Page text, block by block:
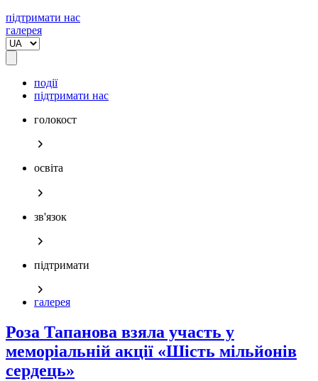
підтримати нас
галерея
події
підтримати нас
голокост
освіта
зв'язок
підтримати
галерея
Роза Тапанова взяла участь у
меморіальній акції «Шість мільйонів
сердець»